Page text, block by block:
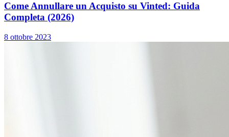
Come Annullare un Acquisto su Vinted: Guida
Completa (2026)
8 ottobre 2023